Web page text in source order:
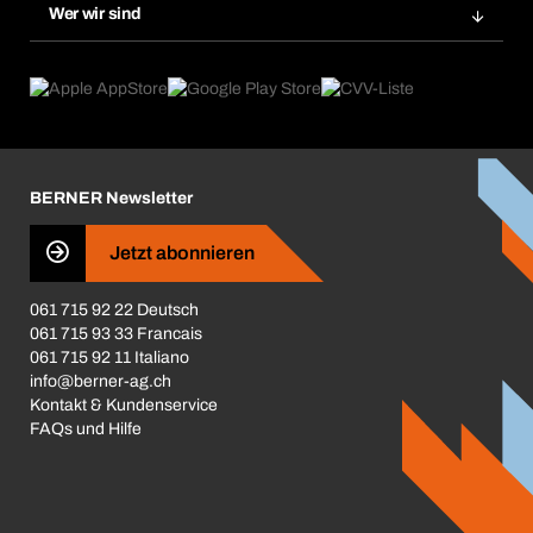
Dauerauftrag
Gefahrenstoffdatenbank
eProcurement
Produktfinder
Wer wir sind
Was uns antreibt
Business Conduct
BERNER Newsletter
Jetzt abonnieren
061 715 92 22 Deutsch
061 715 93 33 Francais
061 715 92 11 Italiano
info@berner-ag.ch
Kontakt & Kundenservice
FAQs und Hilfe